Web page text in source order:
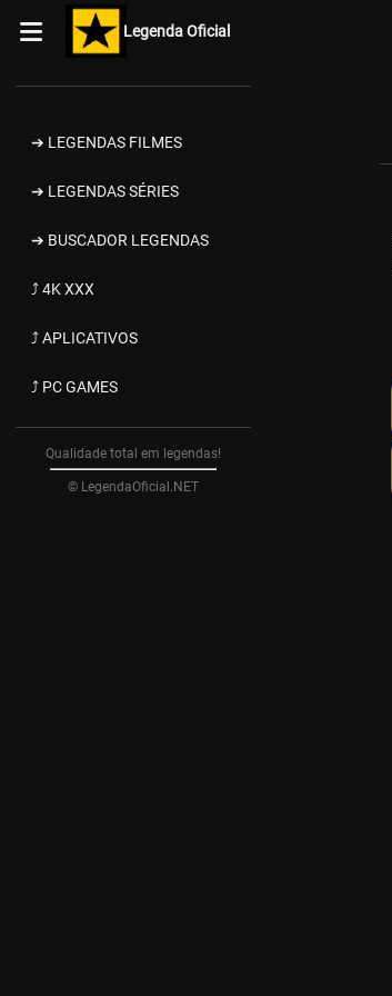
Legenda Oficial
➔ LEGENDAS FILMES
➔ LEGENDAS SÉRIES
➔ BUSCADOR LEGENDAS
⤴ 4K XXX
⤴ APLICATIVOS
⤴ PC GAMES
Qualidade total em legendas!
© LegendaOficial.NET